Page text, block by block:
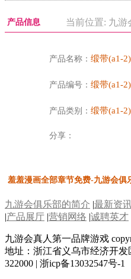
产品信息 当前位置: 九游
产品名称： 缎带(a1-2)
产品编号： 缎带(a1-2)
产品类别： 缎带(a1-2)
分享：
羞羞漫画全部章节免费-九游会俱
九游会俱乐部的简介 |最新资
|产品展厅 |营销网络 |诚聘英才
九游会真人第一品牌游戏
地址：浙江省义乌市经济开发
322000 | 浙icp备13032547号-1